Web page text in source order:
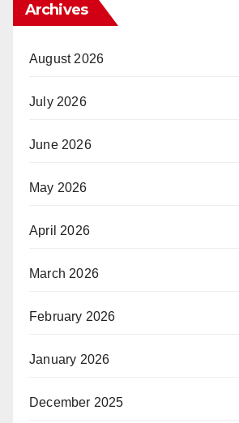
Archives
August 2026
July 2026
June 2026
May 2026
April 2026
March 2026
February 2026
January 2026
December 2025